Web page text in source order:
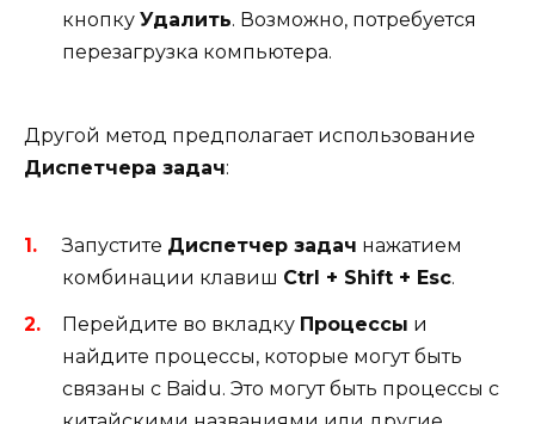
кнопку Удалить. Возможно, потребуется
перезагрузка компьютера.
Другой метод предполагает использование
Диспетчера задач:
Запустите Диспетчер задач нажатием
комбинации клавиш Ctrl + Shift + Esc.
Перейдите во вкладку Процессы и
найдите процессы, которые могут быть
связаны с Baidu. Это могут быть процессы с